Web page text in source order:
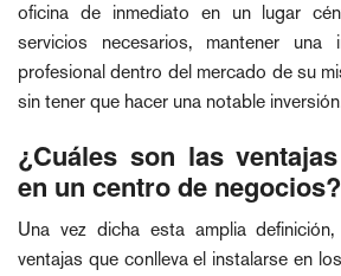
oficina de inmediato en un lugar
servicios necesarios, mantener una
profesional dentro del mercado de su
sin tener que hacer una notable
¿Cuáles son las
en un centro de negocios?
Una vez dicha esta amplia
ventajas que conlleva el instalarse en